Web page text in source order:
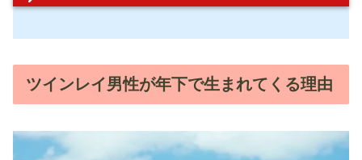
ツインレイ男性が年下で生まれてくる理由